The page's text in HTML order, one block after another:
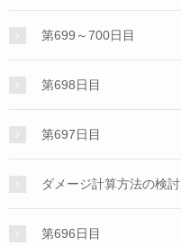
第699～700日目
第698日目
第697日目
ダメージ計算方法の検討
第696日目